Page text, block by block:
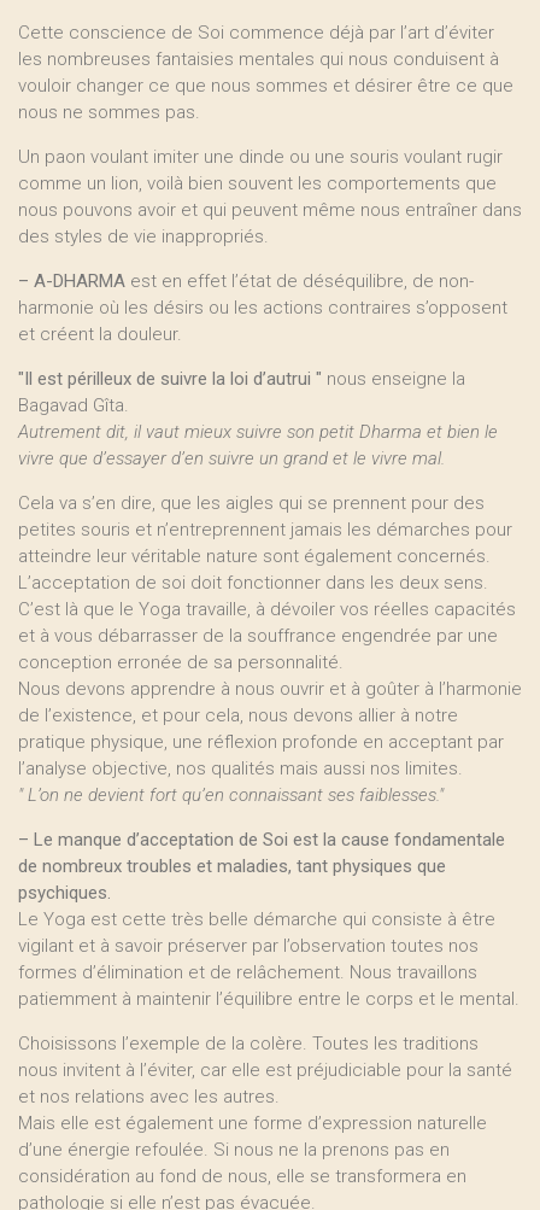
Cette conscience de Soi commence déjà par l’art d’éviter
les nombreuses fantaisies mentales qui nous conduisent à
vouloir changer ce que nous sommes et désirer être ce que
nous ne sommes pas.
Un paon voulant imiter une dinde ou une souris voulant rugir
comme un lion, voilà bien souvent les comportements que
nous pouvons avoir et qui peuvent même nous entraîner dans
des styles de vie inappropriés.
– A-DHARMA est en effet l’état de déséquilibre, de non-
harmonie où les désirs ou les actions contraires s’opposent
et créent la douleur.
"Il est périlleux de suivre la loi d’autrui " nous enseigne la
Bagavad Gîta.
Autrement dit, il vaut mieux suivre son petit Dharma et bien le
vivre que d’essayer d’en suivre un grand et le vivre mal.
Cela va s’en dire, que les aigles qui se prennent pour des
petites souris et n’entreprennent jamais les démarches pour
atteindre leur véritable nature sont également concernés.
L’acceptation de soi doit fonctionner dans les deux sens.
C’est là que le Yoga travaille, à dévoiler vos réelles capacités
et à vous débarrasser de la souffrance engendrée par une
conception erronée de sa personnalité.
Nous devons apprendre à nous ouvrir et à goûter à l’harmonie
de l’existence, et pour cela, nous devons allier à notre
pratique physique, une réflexion profonde en acceptant par
l’analyse objective, nos qualités mais aussi nos limites.
" L’on ne devient fort qu’en connaissant ses faiblesses."
– Le manque d’acceptation de Soi est la cause fondamentale
de nombreux troubles et maladies, tant physiques que
psychiques.
Le Yoga est cette très belle démarche qui consiste à être
vigilant et à savoir préserver par l’observation toutes nos
formes d’élimination et de relâchement. Nous travaillons
patiemment à maintenir l’équilibre entre le corps et le mental.
Choisissons l’exemple de la colère. Toutes les traditions
nous invitent à l’éviter, car elle est préjudiciable pour la santé
et nos relations avec les autres.
Mais elle est également une forme d’expression naturelle
d’une énergie refoulée. Si nous ne la prenons pas en
considération au fond de nous, elle se transformera en
pathologie si elle n’est pas évacuée.